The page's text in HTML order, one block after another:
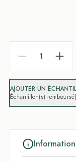
AJOUTER UN
Échantillon(s)
Information